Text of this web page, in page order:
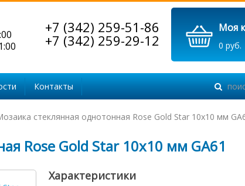
Моя
0 руб.
+7 (342) 259-51-86
+7 (342) 259-29-12
Контакты
стеклянная однотонная Rose Gold Star 10х10 мм
Rose Gold Star 10х10 мм GA61
Характеристики